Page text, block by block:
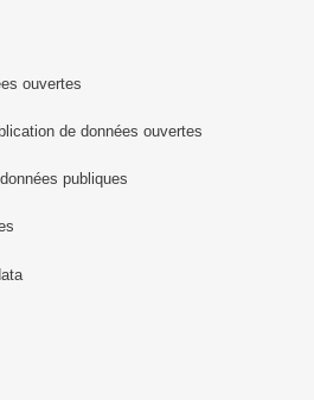
ouvertes
de données ouvertes
publiques